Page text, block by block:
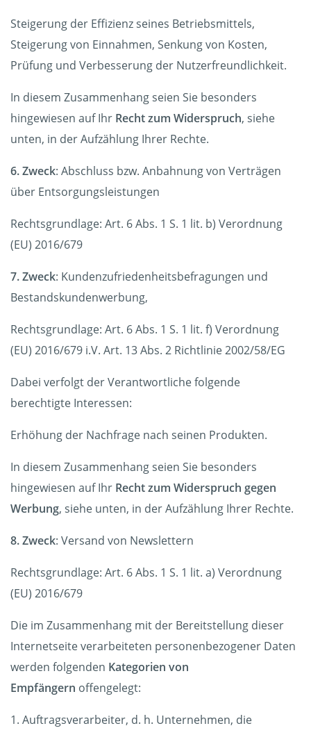
Steigerung der Effizienz seines Betriebsmittels,
Steigerung von Einnahmen, Senkung von Kosten,
Prüfung und Verbesserung der Nutzerfreundlichkeit.
In diesem Zusammenhang seien Sie besonders
hingewiesen auf Ihr Recht zum Widerspruch, siehe
unten, in der Aufzählung Ihrer Rechte.
6. Zweck: Abschluss bzw. Anbahnung von Verträgen
über Entsorgungsleistungen
Rechtsgrundlage: Art. 6 Abs. 1 S. 1 lit. b) Verordnung
(EU) 2016/679
7. Zweck: Kundenzufriedenheitsbefragungen und
Bestandskundenwerbung,
Rechtsgrundlage: Art. 6 Abs. 1 S. 1 lit. f) Verordnung
(EU) 2016/679 i.V. Art. 13 Abs. 2 Richtlinie 2002/58/EG
Dabei verfolgt der Verantwortliche folgende
berechtigte Interessen:
Erhöhung der Nachfrage nach seinen Produkten.
In diesem Zusammenhang seien Sie besonders
hingewiesen auf Ihr Recht zum Widerspruch gegen
Werbung, siehe unten, in der Aufzählung Ihrer Rechte.
8. Zweck: Versand von Newslettern
Rechtsgrundlage: Art. 6 Abs. 1 S. 1 lit. a) Verordnung
(EU) 2016/679
Die im Zusammenhang mit der Bereitstellung dieser
Internetseite verarbeiteten personenbezogener Daten
werden folgenden Kategorien von
Empfängern offengelegt:
1. Auftragsverarbeiter, d. h. Unternehmen, die